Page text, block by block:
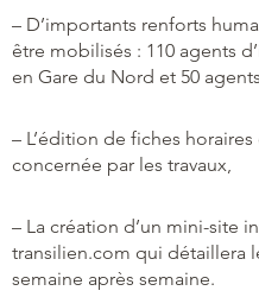
– D’importants renforts
être mobilisés : 110 agents
en Gare du Nord et 50
– L’édition de fiches
concernée par les travaux,
– La création d’un mini-site
transilien.com qui détaillera
semaine après semaine.